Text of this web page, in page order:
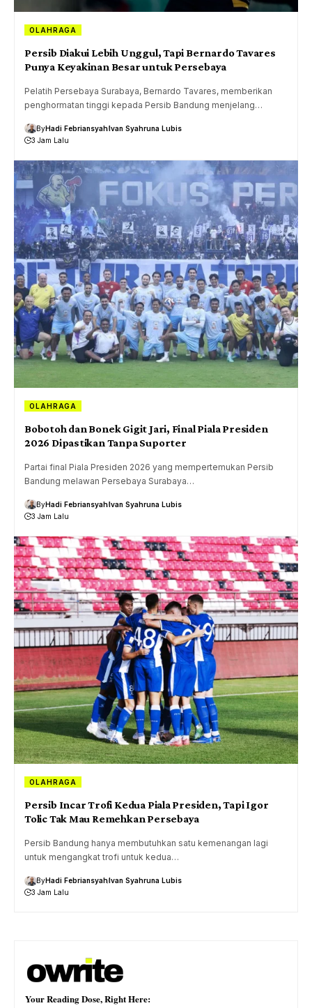
OLAHRAGA
Persib Diakui Lebih Unggul, Tapi Bernardo Tavares
Punya Keyakinan Besar untuk Persebaya
Pelatih Persebaya Surabaya, Bernardo Tavares, memberikan
penghormatan tinggi kepada Persib Bandung menjelang…
ByHadi FebriansyahIvan Syahruna Lubis
3 Jam Lalu
OLAHRAGA
Bobotoh dan Bonek Gigit Jari, Final Piala Presiden
2026 Dipastikan Tanpa Suporter
Partai final Piala Presiden 2026 yang mempertemukan Persib
Bandung melawan Persebaya Surabaya…
ByHadi FebriansyahIvan Syahruna Lubis
3 Jam Lalu
OLAHRAGA
Persib Incar Trofi Kedua Piala Presiden, Tapi Igor
Tolic Tak Mau Remehkan Persebaya
Persib Bandung hanya membutuhkan satu kemenangan lagi
untuk mengangkat trofi untuk kedua…
ByHadi FebriansyahIvan Syahruna Lubis
3 Jam Lalu
Your Reading Dose, Right Here: